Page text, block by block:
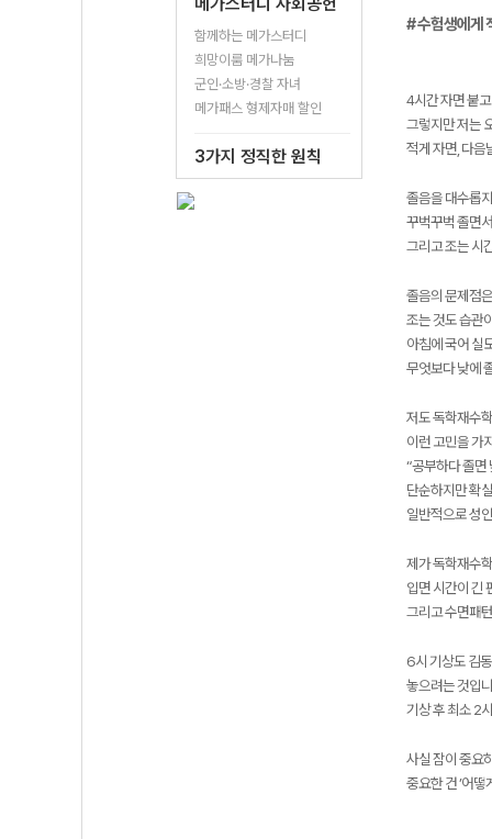
함께하는 메가스터디
희망이룸 메가나눔
군인·소방·경찰 자녀
메가패스 형제자매 할인
3가지 정직한 원칙
# 수험생에게
4시간 자면 붙
그렇지만 저는
적게 자면, 다음
졸음을 대수롭
꾸벅꾸벅 졸면
그리고 조는 시
졸음의 문제점
조는 것도 습관
아침에 국어 실
무엇보다 낮에
저도 독학재수
이런 고민을 가
“공부하다 졸면
단순하지만 확
일반적으로 성
제가 독학재수
입면 시간이 긴
그리고 수면패
6시 기상도 김
놓으려는 것입
기상 후 최소 2
사실 잠이 중요
중요한 건 ’어떻